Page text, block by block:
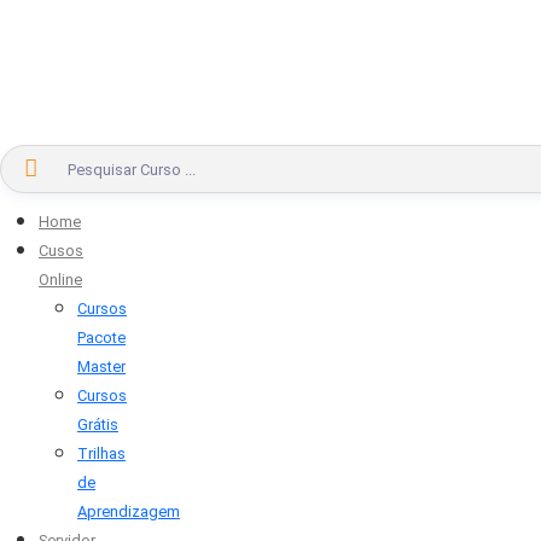
Home
Cusos
Online
Cursos
Pacote
Master
Cursos
Grátis
Trilhas
de
Aprendizagem